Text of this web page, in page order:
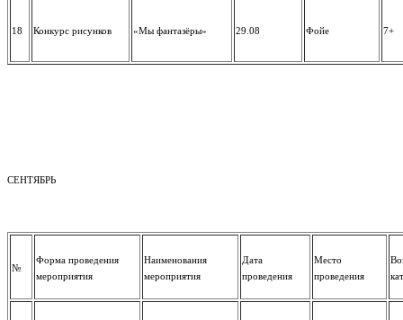
18 Конкурс рисунков «Мы фантазёры» 29.08 Фойе 7+
СЕНТЯБРЬ
№
Форма проведения
мероприятия
Наименования
мероприятия
Дата
проведения
Место
проведения